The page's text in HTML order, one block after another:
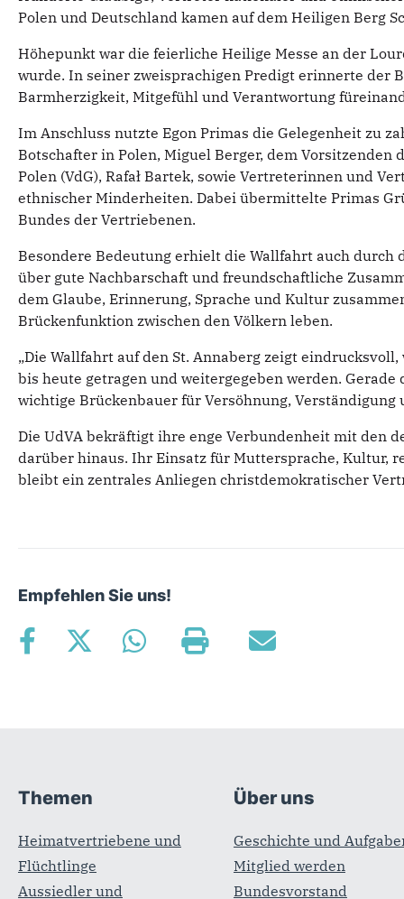
Polen und Deutschland kamen auf dem Heiligen Berg
Höhepunkt war die feierliche Heilige Messe an der
wurde. In seiner zweisprachigen Predigt erinnerte der
Barmherzigkeit, Mitgefühl und Verantwortung
Im Anschluss nutzte Egon Primas die Gelegenheit zu
Botschafter in Polen, Miguel Berger, dem
Polen (VdG), Rafał Bartek, sowie Vertreterinnen und
ethnischer Minderheiten. Dabei übermittelte Primas
Bundes der Vertriebenen.
Besondere Bedeutung erhielt die Wallfahrt auch durch
über gute Nachbarschaft und freundschaftliche
dem Glaube, Erinnerung, Sprache und Kultur
Brückenfunktion zwischen den Völkern leben.
„Die Wallfahrt auf den St. Annaberg zeigt
bis heute getragen und weitergegeben werden.
wichtige Brückenbauer für Versöhnung, Verständigung
Die UdVA bekräftigt ihre enge Verbundenheit mit den
darüber hinaus. Ihr Einsatz für Muttersprache, Kultur,
bleibt ein zentrales Anliegen christdemokratischer
Empfehlen Sie uns!
Fußbereich
Themen
Heimatvertriebene und
Flüchtlinge
Aussiedler und
Über uns
Geschichte und
Mitglied werden
Bundesvorstand